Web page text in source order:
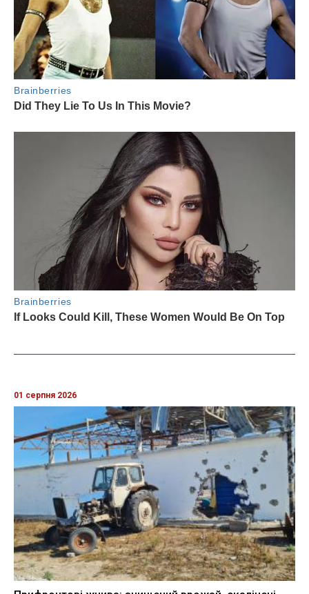
01 серпня 2026